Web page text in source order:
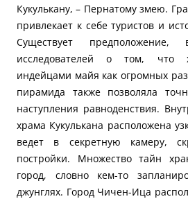
Кукулькану, – Пернатому змею.
привлекает к себе туристов и
Существует предположение,
исследователей о том, что
индейцами майя как огромных
пирамида также позволяла
наступления равноденствия.
храма Кукулькана расположена
ведет в секретную камеру,
постройки. Множество тайн
город, словно кем-то
джунглях. Город Чичен-Ица